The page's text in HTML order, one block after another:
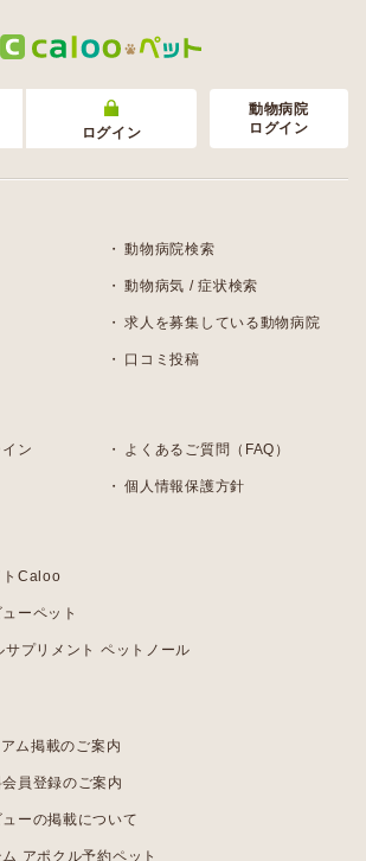
ログイン
動物病院
ログイン
動物病院検索
動物病気 / 症状検索
求人を募集している動物病院
口コミ投稿
ン よくあるご質問（FAQ）
個人情報保護方針
トCaloo
ーペット
プリメント ペットノール
ム掲載のご案内
員登録のご案内
ーの掲載について
アポクル予約ペット